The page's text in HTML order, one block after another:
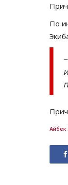
По
Айбек